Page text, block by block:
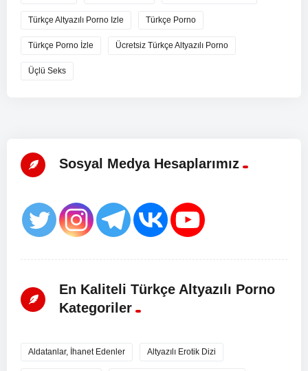
Türkçe Altyazılı Porno Izle Türkçe Porno
Türkçe Porno İzle Ücretsiz Türkçe Altyazılı Porno
Üçlü Seks
Sosyal Medya Hesaplarımız
En Kaliteli Türkçe Altyazılı Porno
Kategoriler
Aldatanlar, İhanet Edenler Altyazılı Erotik Dizi